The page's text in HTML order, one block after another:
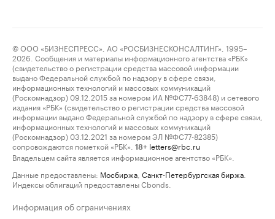
© ООО «БИЗНЕСПРЕСС», АО «РОСБИЗНЕСКОНСАЛТИНГ», 1995–
2026. Сообщения и материалы информационного агентства «РБК»
(свидетельство о регистрации средства массовой информации
выдано Федеральной службой по надзору в сфере связи,
информационных технологий и массовых коммуникаций
(Роскомнадзор) 09.12.2015 за номером ИА №ФС77-63848) и сетевого
издания «РБК» (свидетельство о регистрации средства массовой
информации выдано Федеральной службой по надзору в сфере связи,
информационных технологий и массовых коммуникаций
(Роскомнадзор) 03.12.2021 за номером ЭЛ №ФС77-82385)
сопровождаются пометкой «РБК».
18+ letters@rbc.ru
Владельцем сайта является информационное агентство «РБК».
Данные предоставлены: Мосбиржа Санкт-Петербургская биржа
Индексы облигаций предоставлены Cbonds.
Информация об ограничениях